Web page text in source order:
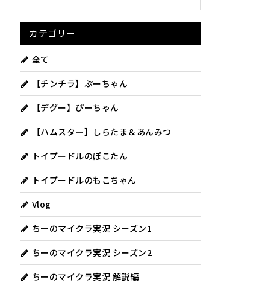
カテゴリー
全て
【チンチラ】ぷーちゃん
【デグー】ぴーちゃん
【ハムスター】しらたま＆あんみつ
トイプードルのぽこたん
トイプードルのもこちゃん
Vlog
ちーのマイクラ実況 シーズン1
ちーのマイクラ実況 シーズン2
ちーのマイクラ実況 解説編